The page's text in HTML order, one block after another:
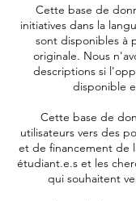
Cette base de
initiatives dans la
sont disponibles à
originale. Nous
descriptions si
disponible
​Cette base de
utilisateurs vers des
et de financement de
étudiant.e.s et les
qui souhaitent